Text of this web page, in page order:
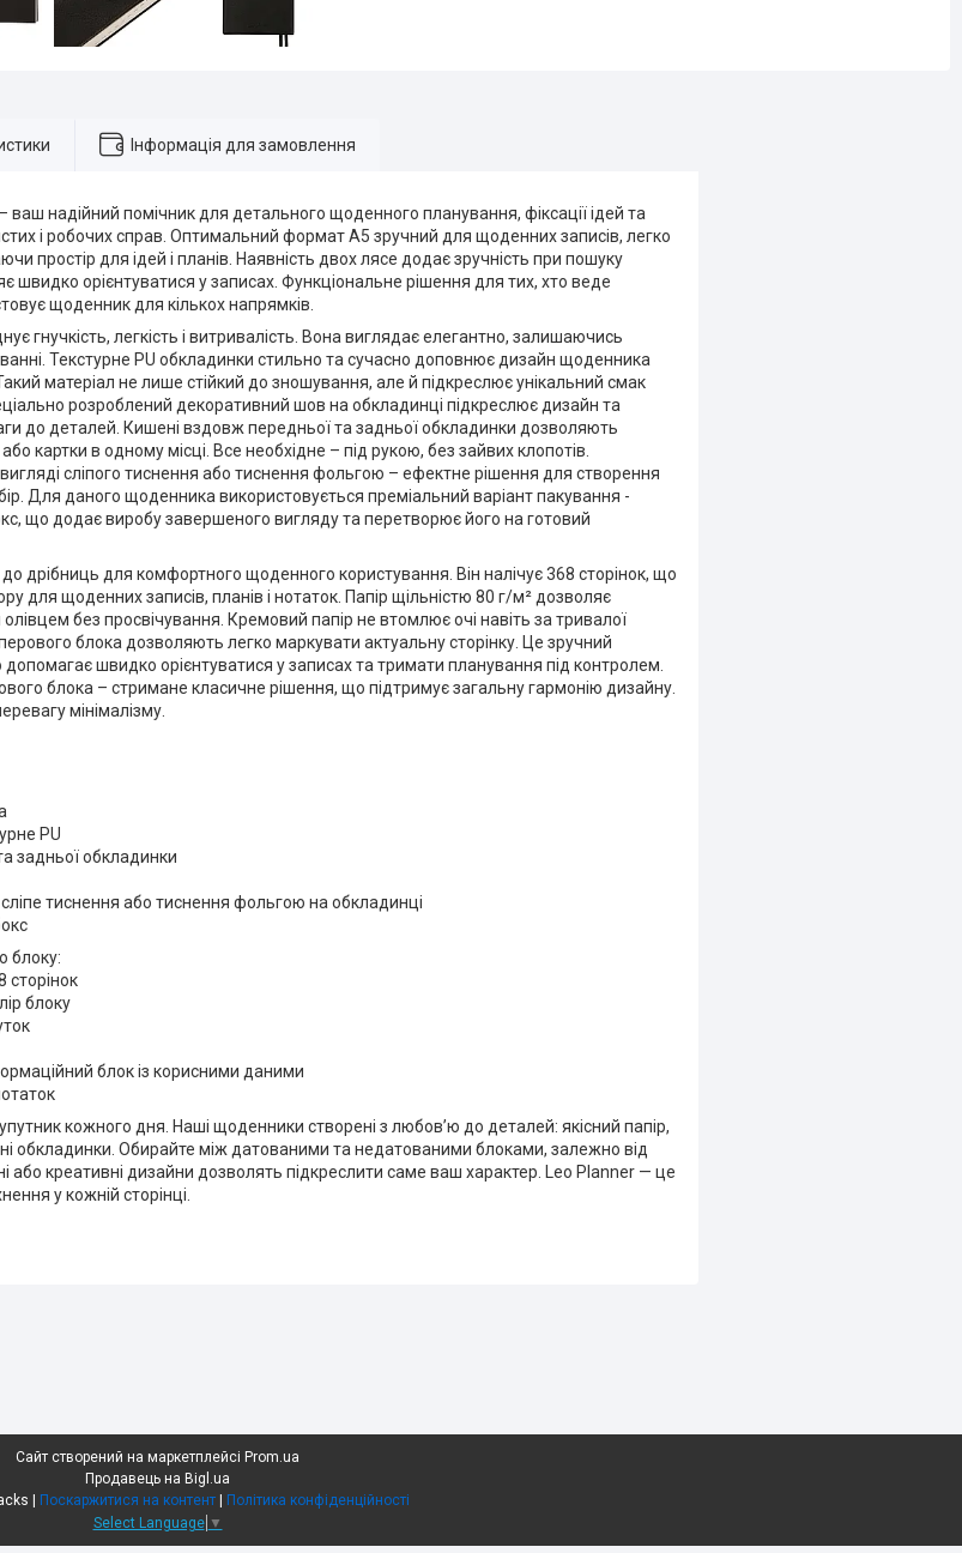
Інформація для замовлення
ваш надійний помічник для детального щоденного планування, фіксації ідей та
і робочих справ. Оптимальний формат А5 зручний для щоденних записів, легко
простір для ідей і планів. Наявність двох лясе додає зручність при пошуку
швидко орієнтуватися у записах. Функціональне рішення для тих, хто веде
щоденник для кількох напрямків.
гнучкість, легкість і витривалість. Вона виглядає елегантно, залишаючись
Текстурне PU обкладинки стильно та сучасно доповнює дизайн щоденника
матеріал не лише стійкий до зношування, але й підкреслює унікальний смак
розроблений декоративний шов на обкладинці підкреслює дизайн та
до деталей. Кишені вздовж передньої та задньої обкладинки дозволяють
картки в одному місці. Все необхідне – під рукою, без зайвих клопотів.
вигляді сліпого тиснення або тиснення фольгою – ефектне рішення для створення
Для даного щоденника використовується преміальний варіант пакування -
що додає виробу завершеного вигляду та перетворює його на готовий
дрібниць для комфортного щоденного користування. Він налічує 368 сторінок, що
для щоденних записів, планів і нотаток. Папір щільністю 80 г/м² дозволяє
без просвічування. Кремовий папір не втомлює очі навіть за тривалої
блока дозволяють легко маркувати актуальну сторінку. Це зручний
швидко орієнтуватися у записах та тримати планування під контролем.
блока – стримане класичне рішення, що підтримує загальну гармонію дизайну.
мінімалізму.
PU
задньої обкладинки
сліпе тиснення або тиснення фольгою на обкладинці
блоку:
сторінок
блоку
блок із корисними даними
кожного дня. Наші щоденники створені з любов’ю до деталей: якісний папір,
обкладинки. Обирайте між датованими та недатованими блоками, залежно від
або креативні дизайни дозволять підкреслити саме ваш характер. Leo Planner — це
у кожній сторінці.
Сайт створений на маркетплейсі Prom.ua
Продавець на Bigl.ua
Поскаржитися на контент
Політика конфіденційності
Select Language ▼